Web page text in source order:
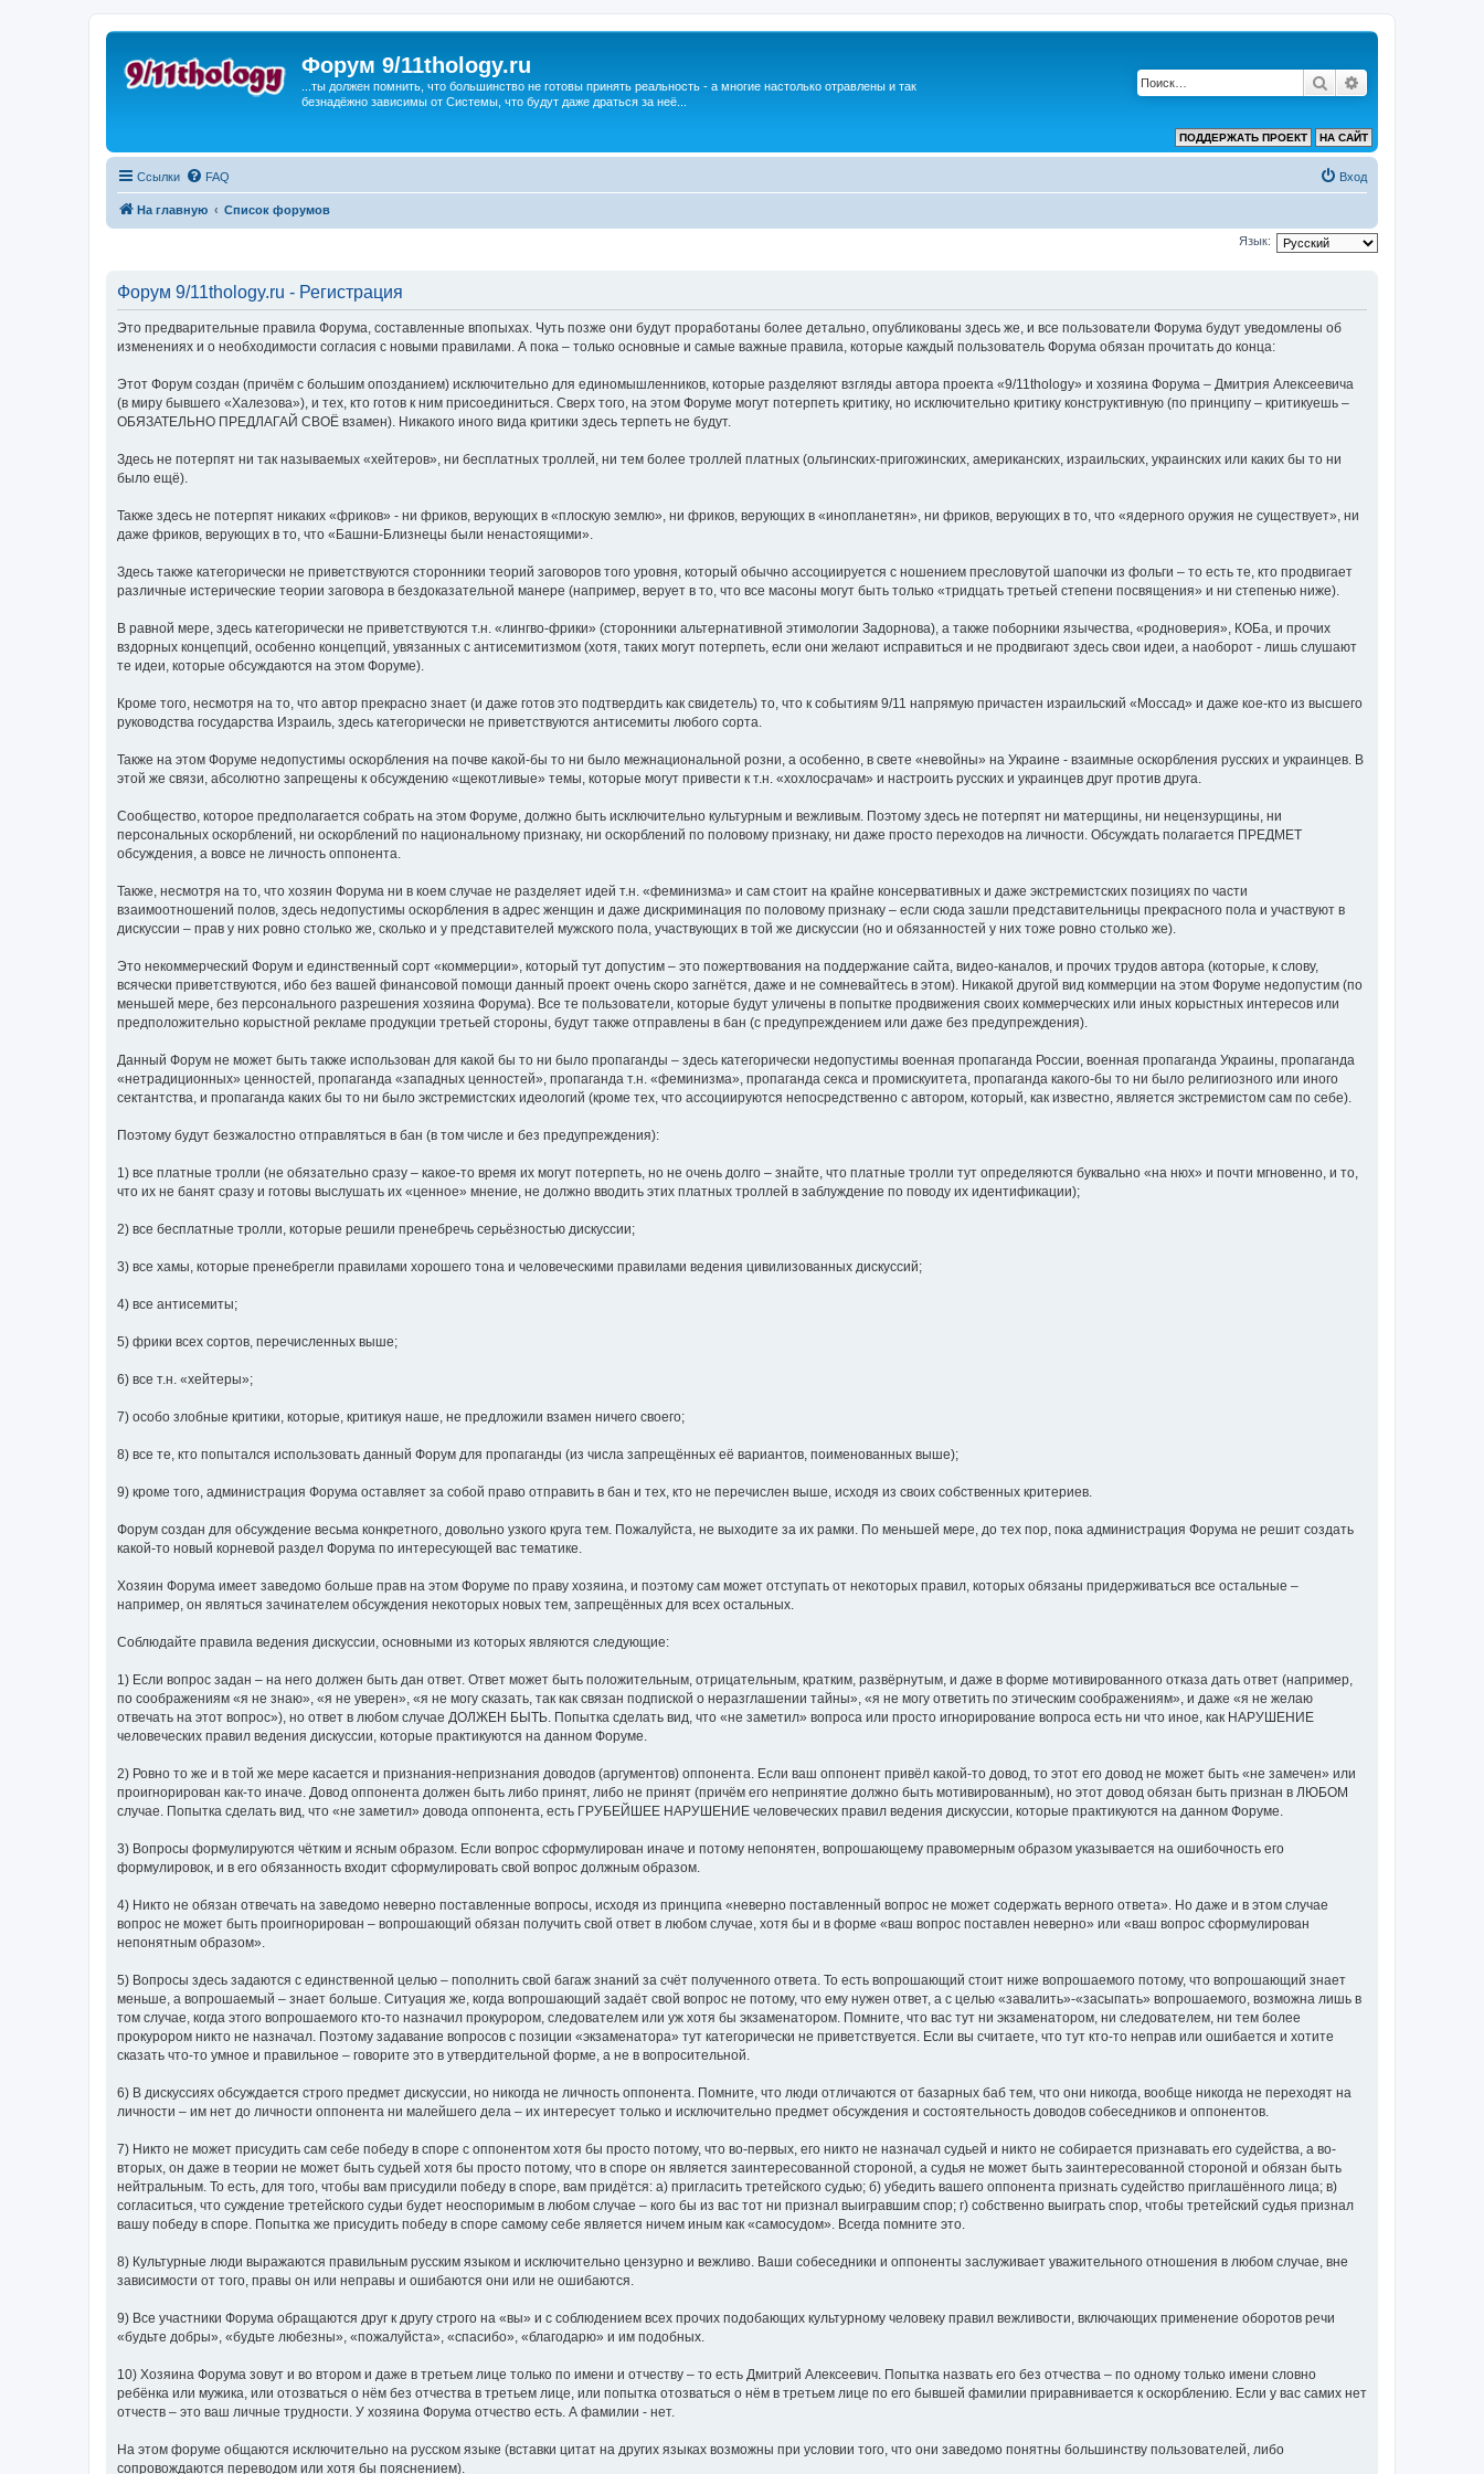
Форум 9/11thology.ru
...ты должен помнить, что большинство не готовы принять реальность - а многие настолько отравлены и так
безнадёжно зависимы от Системы, что будут даже драться за неё...
Поиск
НА САЙТ
ПОДДЕРЖАТЬ ПРОЕКТ
Ссылки FAQ Вход
На главную Список форумов
Язык:
Форум 9/11thology.ru - Регистрация
Это предварительные правила Форума, составленные впопыхах. Чуть позже они будут проработаны более детально, опубликованы здесь же, и все пользователи Форума будут уведомлены об
изменениях и о необходимости согласия с новыми правилами. А пока – только основные и самые важные правила, которые каждый пользователь Форума обязан прочитать до конца:
Этот Форум создан (причём с большим опозданием) исключительно для единомышленников, которые разделяют взгляды автора проекта «9/11thology» и хозяина Форума – Дмитрия Алексеевича
(в миру бывшего «Халезова»), и тех, кто готов к ним присоединиться. Сверх того, на этом Форуме могут потерпеть критику, но исключительно критику конструктивную (по принципу – критикуешь –
ОБЯЗАТЕЛЬНО ПРЕДЛАГАЙ СВОЁ взамен). Никакого иного вида критики здесь терпеть не будут.
Здесь не потерпят ни так называемых «хейтеров», ни бесплатных троллей, ни тем более троллей платных (ольгинских-пригожинских, американских, израильских, украинских или каких бы то ни
было ещё).
Также здесь не потерпят никаких «фриков» - ни фриков, верующих в «плоскую землю», ни фриков, верующих в «инопланетян», ни фриков, верующих в то, что «ядерного оружия не существует», ни
даже фриков, верующих в то, что «Башни-Близнецы были ненастоящими».
Здесь также категорически не приветствуются сторонники теорий заговоров того уровня, который обычно ассоциируется с ношением пресловутой шапочки из фольги – то есть те, кто продвигает
различные истерические теории заговора в бездоказательной манере (например, верует в то, что все масоны могут быть только «тридцать третьей степени посвящения» и ни степенью ниже).
В равной мере, здесь категорически не приветствуются т.н. «лингво-фрики» (сторонники альтернативной этимологии Задорнова), а также поборники язычества, «родноверия», КОБа, и прочих
вздорных концепций, особенно концепций, увязанных с антисемитизмом (хотя, таких могут потерпеть, если они желают исправиться и не продвигают здесь свои идеи, а наоборот - лишь слушают
те идеи, которые обсуждаются на этом Форуме).
Кроме того, несмотря на то, что автор прекрасно знает (и даже готов это подтвердить как свидетель) то, что к событиям 9/11 напрямую причастен израильский «Моссад» и даже кое-кто из высшего
руководства государства Израиль, здесь категорически не приветствуются антисемиты любого сорта.
Также на этом Форуме недопустимы оскорбления на почве какой-бы то ни было межнациональной розни, а особенно, в свете «невойны» на Украине - взаимные оскорбления русских и украинцев. В
этой же связи, абсолютно запрещены к обсуждению «щекотливые» темы, которые могут привести к т.н. «хохлосрачам» и настроить русских и украинцев друг против друга.
Сообщество, которое предполагается собрать на этом Форуме, должно быть исключительно культурным и вежливым. Поэтому здесь не потерпят ни матерщины, ни нецензурщины, ни
персональных оскорблений, ни оскорблений по национальному признаку, ни оскорблений по половому признаку, ни даже просто переходов на личности. Обсуждать полагается ПРЕДМЕТ
обсуждения, а вовсе не личность оппонента.
Также, несмотря на то, что хозяин Форума ни в коем случае не разделяет идей т.н. «феминизма» и сам стоит на крайне консервативных и даже экстремистских позициях по части
взаимоотношений полов, здесь недопустимы оскорбления в адрес женщин и даже дискриминация по половому признаку – если сюда зашли представительницы прекрасного пола и участвуют в
дискуссии – прав у них ровно столько же, сколько и у представителей мужского пола, участвующих в той же дискуссии (но и обязанностей у них тоже ровно столько же).
Это некоммерческий Форум и единственный сорт «коммерции», который тут допустим – это пожертвования на поддержание сайта, видео-каналов, и прочих трудов автора (которые, к слову,
всячески приветствуются, ибо без вашей финансовой помощи данный проект очень скоро загнётся, даже и не сомневайтесь в этом). Никакой другой вид коммерции на этом Форуме недопустим (по
меньшей мере, без персонального разрешения хозяина Форума). Все те пользователи, которые будут уличены в попытке продвижения своих коммерческих или иных корыстных интересов или
предположительно корыстной рекламе продукции третьей стороны, будут также отправлены в бан (с предупреждением или даже без предупреждения).
Данный Форум не может быть также использован для какой бы то ни было пропаганды – здесь категорически недопустимы военная пропаганда России, военная пропаганда Украины, пропаганда
«нетрадиционных» ценностей, пропаганда «западных ценностей», пропаганда т.н. «феминизма», пропаганда секса и промискуитета, пропаганда какого-бы то ни было религиозного или иного
сектантства, и пропаганда каких бы то ни было экстремистских идеологий (кроме тех, что ассоциируются непосредственно с автором, который, как известно, является экстремистом сам по себе).
Поэтому будут безжалостно отправляться в бан (в том числе и без предупреждения):
1) все платные тролли (не обязательно сразу – какое-то время их могут потерпеть, но не очень долго – знайте, что платные тролли тут определяются буквально «на нюх» и почти мгновенно, и то,
что их не банят сразу и готовы выслушать их «ценное» мнение, не должно вводить этих платных троллей в заблуждение по поводу их идентификации);
2) все бесплатные тролли, которые решили пренебречь серьёзностью дискуссии;
3) все хамы, которые пренебрегли правилами хорошего тона и человеческими правилами ведения цивилизованных дискуссий;
4) все антисемиты;
5) фрики всех сортов, перечисленных выше;
6) все т.н. «хейтеры»;
7) особо злобные критики, которые, критикуя наше, не предложили взамен ничего своего;
8) все те, кто попытался использовать данный Форум для пропаганды (из числа запрещённых её вариантов, поименованных выше);
9) кроме того, администрация Форума оставляет за собой право отправить в бан и тех, кто не перечислен выше, исходя из своих собственных критериев.
Форум создан для обсуждение весьма конкретного, довольно узкого круга тем. Пожалуйста, не выходите за их рамки. По меньшей мере, до тех пор, пока администрация Форума не решит создать
какой-то новый корневой раздел Форума по интересующей вас тематике.
Хозяин Форума имеет заведомо больше прав на этом Форуме по праву хозяина, и поэтому сам может отступать от некоторых правил, которых обязаны придерживаться все остальные –
например, он являться зачинателем обсуждения некоторых новых тем, запрещённых для всех остальных.
Соблюдайте правила ведения дискуссии, основными из которых являются следующие:
1) Если вопрос задан – на него должен быть дан ответ. Ответ может быть положительным, отрицательным, кратким, развёрнутым, и даже в форме мотивированного отказа дать ответ (например,
по соображениям «я не знаю», «я не уверен», «я не могу сказать, так как связан подпиской о неразглашении тайны», «я не могу ответить по этическим соображениям», и даже «я не желаю
отвечать на этот вопрос»), но ответ в любом случае ДОЛЖЕН БЫТЬ. Попытка сделать вид, что «не заметил» вопроса или просто игнорирование вопроса есть ни что иное, как НАРУШЕНИЕ
человеческих правил ведения дискуссии, которые практикуются на данном Форуме.
2) Ровно то же и в той же мере касается и признания-непризнания доводов (аргументов) оппонента. Если ваш оппонент привёл какой-то довод, то этот его довод не может быть «не замечен» или
проигнорирован как-то иначе. Довод оппонента должен быть либо принят, либо не принят (причём его непринятие должно быть мотивированным), но этот довод обязан быть признан в ЛЮБОМ
случае. Попытка сделать вид, что «не заметил» довода оппонента, есть ГРУБЕЙШЕЕ НАРУШЕНИЕ человеческих правил ведения дискуссии, которые практикуются на данном Форуме.
3) Вопросы формулируются чётким и ясным образом. Если вопрос сформулирован иначе и потому непонятен, вопрошающему правомерным образом указывается на ошибочность его
формулировок, и в его обязанность входит сформулировать свой вопрос должным образом.
4) Никто не обязан отвечать на заведомо неверно поставленные вопросы, исходя из принципа «неверно поставленный вопрос не может содержать верного ответа». Но даже и в этом случае
вопрос не может быть проигнорирован – вопрошающий обязан получить свой ответ в любом случае, хотя бы и в форме «ваш вопрос поставлен неверно» или «ваш вопрос сформулирован
непонятным образом».
5) Вопросы здесь задаются с единственной целью – пополнить свой багаж знаний за счёт полученного ответа. То есть вопрошающий стоит ниже вопрошаемого потому, что вопрошающий знает
меньше, а вопрошаемый – знает больше. Ситуация же, когда вопрошающий задаёт свой вопрос не потому, что ему нужен ответ, а с целью «завалить»-«засыпать» вопрошаемого, возможна лишь в
том случае, когда этого вопрошаемого кто-то назначил прокурором, следователем или уж хотя бы экзаменатором. Помните, что вас тут ни экзаменатором, ни следователем, ни тем более
прокурором никто не назначал. Поэтому задавание вопросов с позиции «экзаменатора» тут категорически не приветствуется. Если вы считаете, что тут кто-то неправ или ошибается и хотите
сказать что-то умное и правильное – говорите это в утвердительной форме, а не в вопросительной.
6) В дискуссиях обсуждается строго предмет дискуссии, но никогда не личность оппонента. Помните, что люди отличаются от базарных баб тем, что они никогда, вообще никогда не переходят на
личности – им нет до личности оппонента ни малейшего дела – их интересует только и исключительно предмет обсуждения и состоятельность доводов собеседников и оппонентов.
7) Никто не может присудить сам себе победу в споре с оппонентом хотя бы просто потому, что во-первых, его никто не назначал судьей и никто не собирается признавать его судейства, а во-
вторых, он даже в теории не может быть судьей хотя бы просто потому, что в споре он является заинтересованной стороной, а судья не может быть заинтересованной стороной и обязан быть
нейтральным. То есть, для того, чтобы вам присудили победу в споре, вам придётся: а) пригласить третейского судью; б) убедить вашего оппонента признать судейство приглашённого лица; в)
согласиться, что суждение третейского судьи будет неоспоримым в любом случае – кого бы из вас тот ни признал выигравшим спор; г) собственно выиграть спор, чтобы третейский судья признал
вашу победу в споре. Попытка же присудить победу в споре самому себе является ничем иным как «самосудом». Всегда помните это.
8) Культурные люди выражаются правильным русским языком и исключительно цензурно и вежливо. Ваши собеседники и оппоненты заслуживает уважительного отношения в любом случае, вне
зависимости от того, правы он или неправы и ошибаются они или не ошибаются.
9) Все участники Форума обращаются друг к другу строго на «вы» и с соблюдением всех прочих подобающих культурному человеку правил вежливости, включающих применение оборотов речи
«будьте добры», «будьте любезны», «пожалуйста», «спасибо», «благодарю» и им подобных.
10) Хозяина Форума зовут и во втором и даже в третьем лице только по имени и отчеству – то есть Дмитрий Алексеевич. Попытка назвать его без отчества – по одному только имени словно
ребёнка или мужика, или отозваться о нём без отчества в третьем лице, или попытка отозваться о нём в третьем лице по его бывшей фамилии приравнивается к оскорблению. Если у вас самих нет
отчеств – это ваш личные трудности. У хозяина Форума отчество есть. А фамилии - нет.
На этом форуме общаются исключительно на русском языке (вставки цитат на других языках возможны при условии того, что они заведомо понятны большинству пользователей, либо
сопровождаются переводом или хотя бы пояснением).